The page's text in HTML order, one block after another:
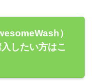
）
したい方はこ